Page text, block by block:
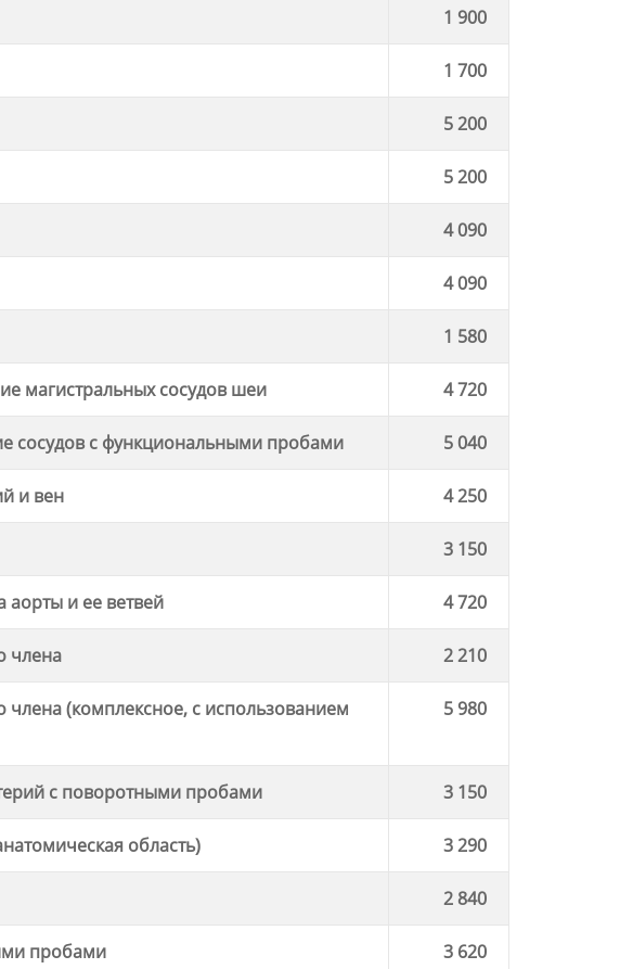
1 900
1 700
5 200
5 200
4 090
4 090
1 580
магистральных сосудов шеи 4 720
сосудов с функциональными пробами 5 040
и вен 4 250
3 150
и ее ветвей 4 720
члена 2 210
члена (комплексное, с использованием
5 980
с поворотными пробами 3 150
область) 3 290
2 840
пробами 3 620